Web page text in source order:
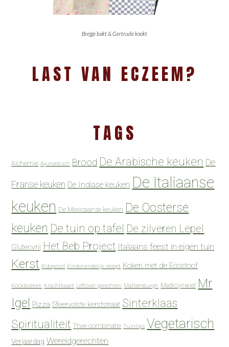
Bregje bakt & Gertrude kookt
LAST VAN ECZEEM?
TAGS
Alchemie Ayurvedisch Brood De Arabische keuken De
Franse keuken De Indiase keuken De Italiaanse
keuken De Mexicaanse keuken De Oosterse
keuken De tuin op tafel De zilveren Lepel
Glutenvrij Het Beb Project Italiaans feest in eigen tuin
Kerst Kidsproof Kindvriendelijk recept Koken met de Ecostoof
Kookboeken Krachtkaart Leftover gerechten Mattemburgh Medicijnwiel Mr
Igel
Pizza Sfeervolste kerststraat Sinterklaas
Spiritualiteit Thee combinatie Tuintips Vegetarisch
Verjaardag Wereldgerechten